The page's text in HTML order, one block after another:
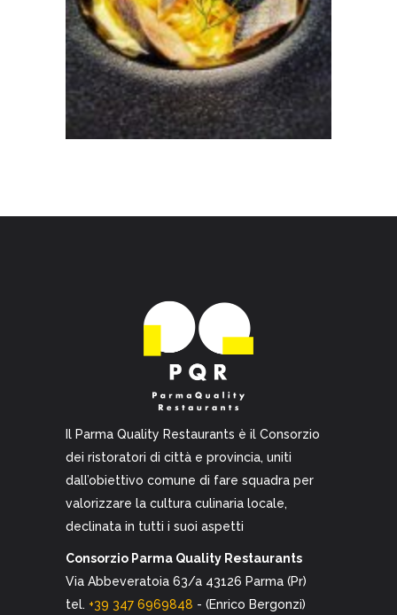
Il Parma Quality Restaurants è il Consorzio
dei ristoratori di città e provincia, uniti
dall’obiettivo comune di fare squadra per
valorizzare la cultura culinaria locale,
declinata in tutti i suoi aspetti
Consorzio Parma Quality Restaurants
Via Abbeveratoia 63/a 43126 Parma (Pr)
tel. +39 347 6969848 - (Enrico Bergonzi)